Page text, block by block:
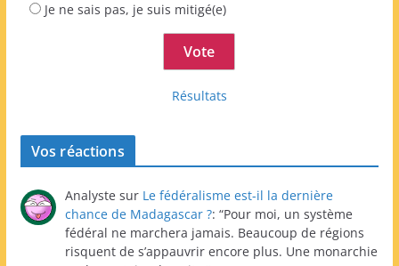
Je ne sais pas, je suis mitigé(e)
Résultats
Vos réactions
Analyste sur Le fédéralisme est-il la dernière
chance de Madagascar ?: “Pour moi, un système
fédéral ne marchera jamais. Beaucoup de régions
risquent de s’appauvrir encore plus. Une monarchie